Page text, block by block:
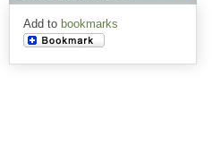
Add to bookmarks